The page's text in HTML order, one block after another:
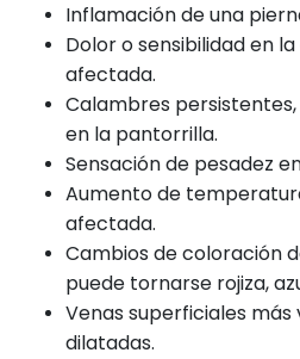
Inflamación de una
Dolor o sensibilidad en
afectada.
Calambres
en la pantorrilla.
Sensación de pesadez
Aumento de
afectada.
Cambios de coloración
puede tornarse rojiza,
Venas superficiales más
dilatadas.